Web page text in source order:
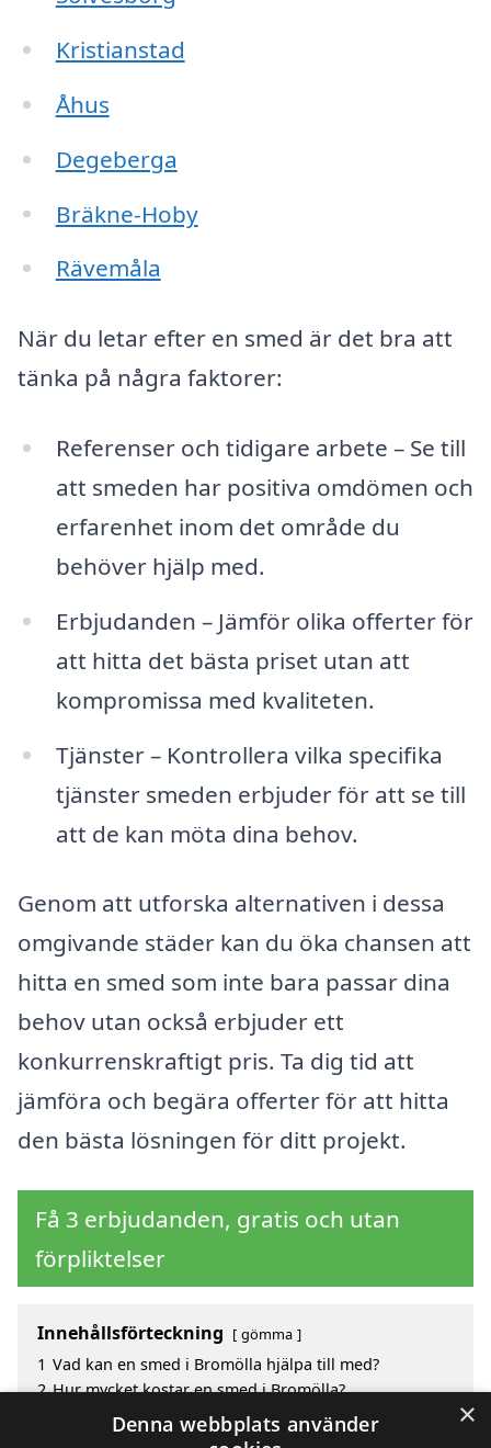
Kristianstad
Åhus
Degeberga
Bräkne-Hoby
Rävemåla
När du letar efter en smed är det bra att
tänka på några faktorer:
Referenser och tidigare arbete – Se till
att smeden har positiva omdömen och
erfarenhet inom det område du
behöver hjälp med.
Erbjudanden – Jämför olika offerter för
att hitta det bästa priset utan att
kompromissa med kvaliteten.
Tjänster – Kontrollera vilka specifika
tjänster smeden erbjuder för att se till
att de kan möta dina behov.
Genom att utforska alternativen i dessa
omgivande städer kan du öka chansen att
hitta en smed som inte bara passar dina
behov utan också erbjuder ett
konkurrenskraftigt pris. Ta dig tid att
jämföra och begära offerter för att hitta
den bästa lösningen för ditt projekt.
Få 3 erbjudanden, gratis och utan
förpliktelser
Innehållsförteckning gömma
1 Vad kan en smed i Bromölla hjälpa till med?
2 Hur mycket kostar en smed i Bromölla?
Fördelar med att välja smed i Bromölla
Sök efter en smed i de omgivande städerna till
×
Denna webbplats använder